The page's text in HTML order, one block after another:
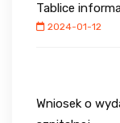
Tablice
2024-01-12
Wniosek o